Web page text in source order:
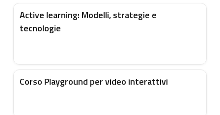
Active learning: Modelli, strategie e
tecnologie
Corso Playground per video interattivi